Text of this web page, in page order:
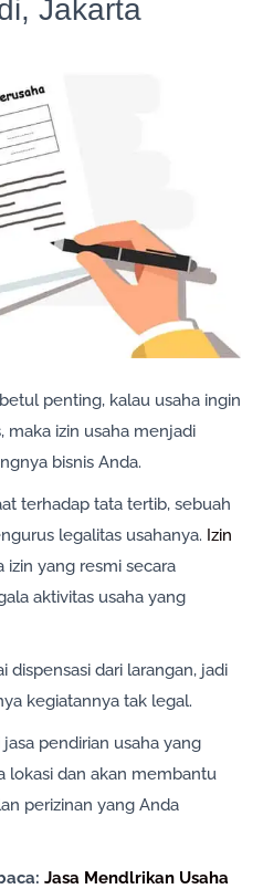
Jakarta
penting, kalau usaha ingin
maka izin usaha menjadi
bisnis Anda.
terhadap tata tertib, sebuah
legalitas usahanya. Izin
yang resmi secara
aktivitas usaha yang
dispensasi dari larangan, jadi
kegiatannya tak legal.
pendirian usaha yang
lokasi dan akan membantu
perizinan yang Anda
Jasa Mendlrikan Usaha